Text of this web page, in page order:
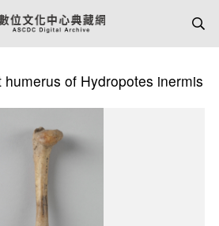
of Hydropotes inermis